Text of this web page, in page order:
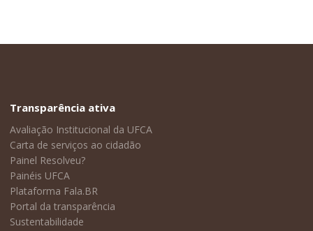
Transparência ativa
Avaliação Institucional da UFCA
Carta de serviços ao cidadão
Painel Resolveu?
Painéis UFCA
Plataforma Fala.BR
Portal da transparência
Sustentabilidade